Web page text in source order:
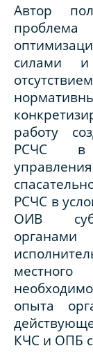
Автор
проблема
силами
работу
РСЧС в
РСЧС в
ОИВ
опыта
КЧС и ОПБ